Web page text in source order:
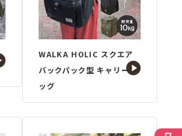
WALKA HOLIC スクエア
バックパック型 キャリーバ
ッグ